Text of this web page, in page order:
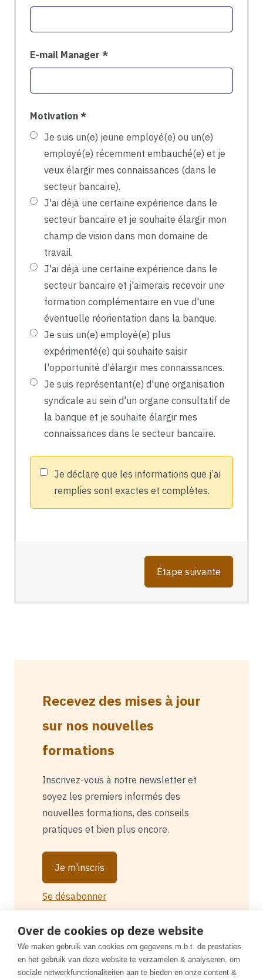
Over de cookies op deze website
We maken gebruik van cookies om gegevens m.b.t. de prestaties
en het gebruik van deze website te verzamelen & analyseren, om
sociale netwerkfunctionaliteiten aan te bieden en onze content &
E-mail Manager
Motivation *
Je suis un(e) jeune employé(e) ou un(e)
employé(e) récemment embauché(e) et je
veux élargir mes connaissances (dans le
secteur bancaire).
J'ai déjà une certaine expérience dans le
secteur bancaire et je souhaite élargir mon
champ de vision dans mon domaine de
travail.
J'ai déjà une certaine expérience dans le
secteur bancaire et j'aimerais recevoir une
formation complémentaire en vue d'une
éventuelle réorientation dans la banque.
Je suis un(e) employé(e) plus
expérimenté(e) qui souhaite saisir
l'opportunité d'élargir mes connaissances.
Je suis représentant(e) d'une organisation
syndicale au sein d'un organe consultatif de
la banque et je souhaite élargir mes
connaissances dans le secteur bancaire.
Je déclare que les informations que j’ai
remplies sont exactes et complètes.
Étape suivante
Recevez des mises à jour
sur nos nouvelles
formations
Inscrivez-vous à notre newsletter et
soyez les premiers informés des
nouvelles formations, des conseils
pratiques et bien plus encore.
Je m'inscris
Se désabonner